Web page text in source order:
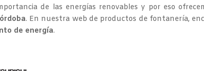
de las energías renovables y por eso
. En nuestra web de productos de fontanería,
de energía.